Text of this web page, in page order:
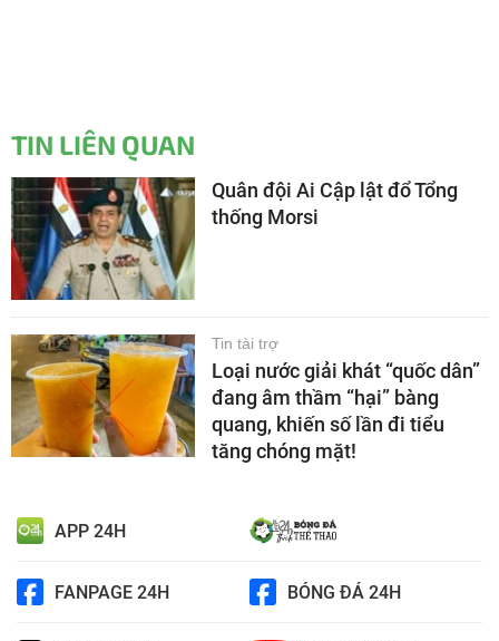
TIN LIÊN QUAN
Quân đội Ai Cập lật đổ Tổng
thống Morsi
Tin tài trợ
Loại nước giải khát “quốc dân”
đang âm thầm “hại” bàng
quang, khiến số lần đi tiểu
tăng chóng mặt!
APP 24H
FANPAGE 24H BÓNG ĐÁ 24H